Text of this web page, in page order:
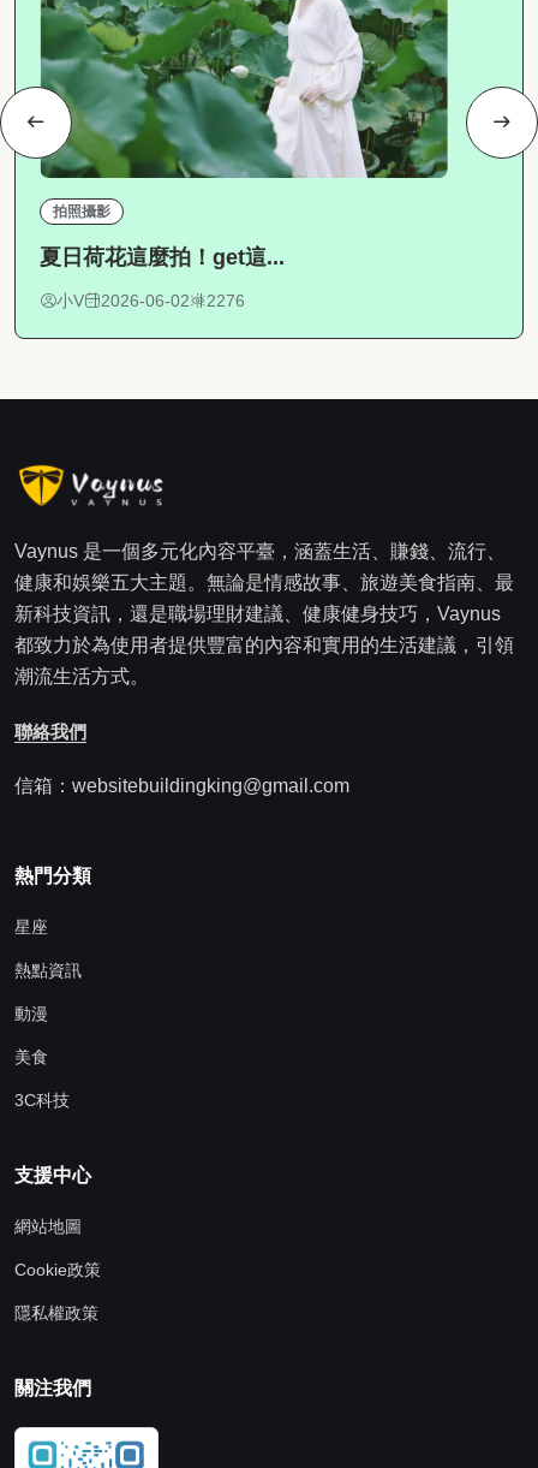
拍照攝影
夏日荷花這麼拍！get這...
小V 2026-06-02 2276
Vaynus 是一個多元化內容平臺，涵蓋生活、賺錢、流行、
健康和娛樂五大主題。無論是情感故事、旅遊美食指南、最
新科技資訊，還是職場理財建議、健康健身技巧，Vaynus
都致力於為使用者提供豐富的內容和實用的生活建議，引領
潮流生活方式。
聯絡我們
信箱：websitebuildingking@gmail.com
熱門分類
星座
熱點資訊
動漫
美食
3C科技
支援中心
網站地圖
Cookie政策
隱私權政策
關注我們